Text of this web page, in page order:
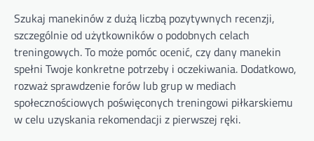
Szukaj manekinów z dużą liczbą pozytywnych recenzji,
szczególnie od użytkowników o podobnych celach
treningowych. To może pomóc ocenić, czy dany manekin
spełni Twoje konkretne potrzeby i oczekiwania. Dodatkowo,
rozważ sprawdzenie forów lub grup w mediach
społecznościowych poświęconych treningowi piłkarskiemu
w celu uzyskania rekomendacji z pierwszej ręki.